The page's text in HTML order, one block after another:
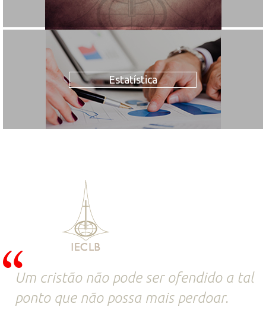
Estatística
Um cristão não pode ser ofendido a tal
ponto que não possa mais perdoar.